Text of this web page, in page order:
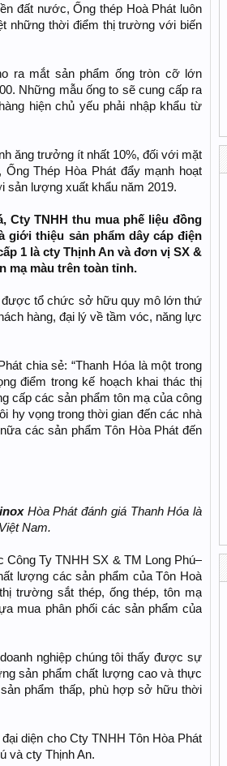
đất nước, Ống thép Hoà Phát luôn
những thời điểm thị trường với biến
ra mắt sản phẩm ống tròn cỡ lớn
Những mẫu ống to sẽ cung cấp ra
hiện chủ yếu phải nhập khẩu từ
ăng trưởng ít nhất 10%, đối với mặt
Thép Hòa Phát đẩy mạnh hoạt
sản lượng xuất khẩu năm 2019.
Cty TNHH thu mua phế liệu đồng
giới thiệu sản phẩm dây cáp điện
1 là cty Thịnh An và đơn vị SX &
mạ màu trên toàn tỉnh.
được tổ chức sở hữu quy mô lớn thứ
hàng, đại lý về tầm vóc, năng lực
chia sẻ: “Thanh Hóa là một trong
điểm trong kế hoạch khai thác thị
cấp các sản phẩm tôn mạ của công
hy vọng trong thời gian đến các nhà
các sản phẩm Tôn Hòa Phát đến
Hòa Phát đánh giá Thanh Hóa là
Nam.
Ty TNHH SX & TM Long Phú–
lượng các sản phẩm của Tôn Hoà
trường sắt thép, ống thép, tôn mạ
mua phân phối các sản phẩm của
nghiệp chúng tôi thấy được sự
sản phẩm chất lượng cao và thực
phẩm thấp, phù hợp sở hữu thời
diện cho Cty TNHH Tôn Hòa Phát
và cty Thịnh An.